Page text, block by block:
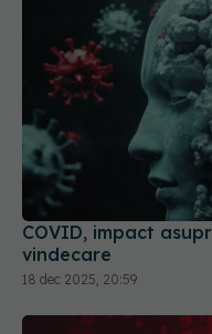
COVID, impact
vindecare
18 dec 2025, 20:59